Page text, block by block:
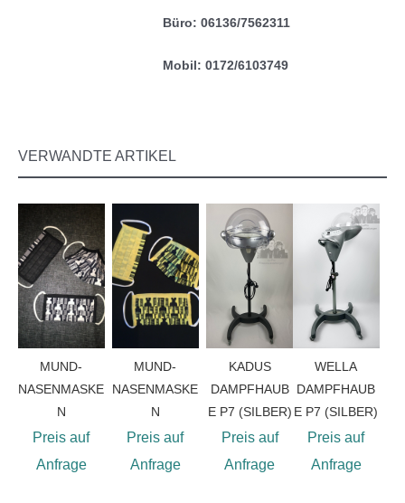
Büro: 06136/7562311
Mobil: 0172/6103749
VERWANDTE ARTIKEL
MUND-
NASENMASKE
N
Preis auf
Anfrage
MUND-
NASENMASKE
N
Preis auf
Anfrage
KADUS
DAMPFHAUB
E P7 (SILBER)
Preis auf
Anfrage
WELLA
DAMPFHAUB
E P7 (SILBER)
Preis auf
Anfrage